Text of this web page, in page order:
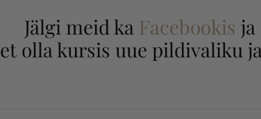
Jälgi meid ka Facebookis ja
et olla kursis uue pildivaliku